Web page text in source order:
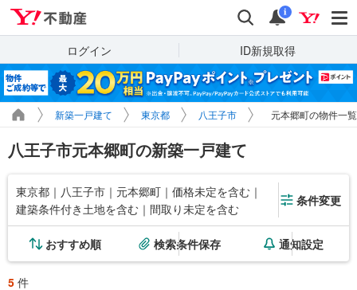
検索 通知
i
ログイン ID新規取得
新築一戸建て 東京都 八王子市 元本郷町の物件一覧
八王子市元本郷町の新築一戸建て
東京都｜八王子市｜元本郷町｜価格未定を含む｜
建築条件付き土地を含む｜間取り未定を含む
条件変更
おすすめ順 検索条件保存 通知設定
5 件